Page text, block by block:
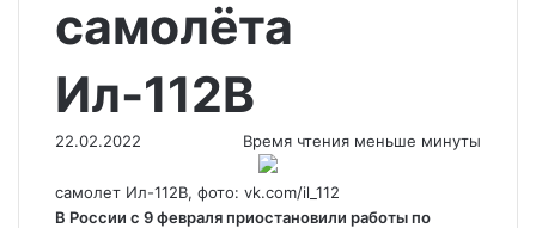
самолёта
Ил-112В
22.02.2022 Время чтения меньше минуты
самолет Ил-112В, фото: vk.com/il_112
В России с 9 февраля приостановили работы по